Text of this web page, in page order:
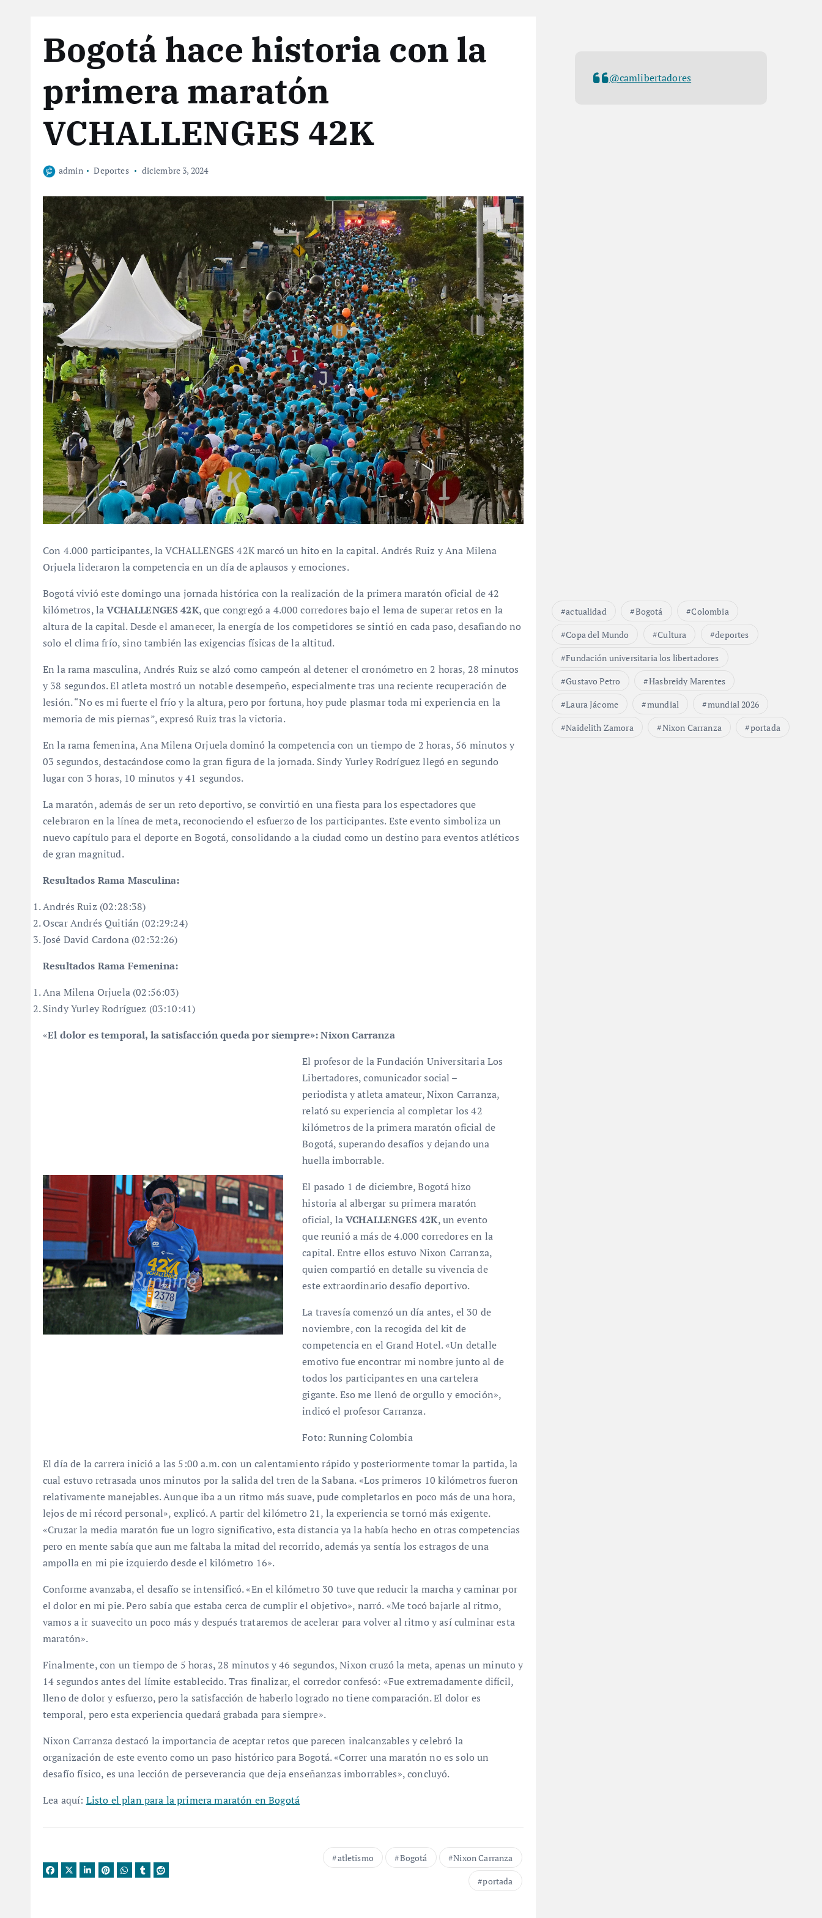
Bogotá hace historia con la
primera maratón
VCHALLENGES 42K
admin Deportes diciembre 3, 2024
Con 4.000 participantes, la VCHALLENGES 42K marcó un hito en la capital. Andrés Ruiz y Ana Milena
Orjuela lideraron la competencia en un día de aplausos y emociones.
Bogotá vivió este domingo una jornada histórica con la realización de la primera maratón oficial de 42
kilómetros, laVCHALLENGES 42K, que congregó a 4.000 corredores bajo el lema de superar retos en la
altura de la capital. Desde el amanecer, la energía de los competidores se sintió en cada paso, desafiando no
solo el clima frío, sino también las exigencias físicas de la altitud.
En la rama masculina, Andrés Ruiz se alzó como campeón al detener el cronómetro en 2 horas, 28 minutos
y 38 segundos. El atleta mostró un notable desempeño, especialmente tras una reciente recuperación de
lesión. “No es mi fuerte el frío y la altura, pero por fortuna, hoy pude plasmar toda mi experiencia en la
memoria de mis piernas”, expresó Ruiz tras la victoria.
En la rama femenina, Ana Milena Orjuela dominó la competencia con un tiempo de 2 horas, 56 minutos y
03 segundos, destacándose como la gran figura de la jornada. Sindy Yurley Rodríguez llegó en segundo
lugar con 3 horas, 10 minutos y 41 segundos.
La maratón, además de ser un reto deportivo, se convirtió en una fiesta para los espectadores que
celebraron en la línea de meta, reconociendo el esfuerzo de los participantes. Este evento simboliza un
nuevo capítulo para el deporte en Bogotá, consolidando a la ciudad como un destino para eventos atléticos
de gran magnitud.
Resultados Rama Masculina:
Andrés Ruiz (02:28:38)
Oscar Andrés Quitián (02:29:24)
José David Cardona (02:32:26)
Resultados Rama Femenina:
Ana Milena Orjuela (02:56:03)
Sindy Yurley Rodríguez (03:10:41)
«El dolor es temporal, la satisfacción queda por siempre»: Nixon Carranza
El profesor de la Fundación Universitaria Los
Libertadores, comunicador social –
periodista y atleta amateur, Nixon Carranza,
relató su experiencia al completar los 42
kilómetros de la primera maratón oficial de
Bogotá, superando desafíos y dejando una
huella imborrable.
El pasado 1 de diciembre, Bogotá hizo
historia al albergar su primera maratón
oficial, laVCHALLENGES 42K, un evento
que reunió a más de 4.000 corredores en la
capital. Entre ellos estuvo Nixon Carranza,
quien compartió en detalle su vivencia de
este extraordinario desafío deportivo.
La travesía comenzó un día antes, el 30 de
noviembre, con la recogida del kit de
competencia en el Grand Hotel. «Un detalle
emotivo fue encontrar mi nombre junto al de
todos los participantes en una cartelera
gigante. Eso me llenó de orgullo y emoción»,
indicó el profesor Carranza.
Foto: Running Colombia
El día de la carrera inició a las 5:00 a.m. con un calentamiento rápido y posteriormente tomar la partida, la
cual estuvo retrasada unos minutos por la salida del tren de la Sabana. «Los primeros 10 kilómetros fueron
relativamente manejables. Aunque iba a un ritmo más suave, pude completarlos en poco más de una hora,
lejos de mi récord personal», explicó. A partir del kilómetro 21, la experiencia se tornó más exigente.
«Cruzar la media maratón fue un logro significativo, esta distancia ya la había hecho en otras competencias
pero en mente sabía que aun me faltaba la mitad del recorrido, además ya sentía los estragos de una
ampolla en mi pie izquierdo desde el kilómetro 16».
Conforme avanzaba, el desafío se intensificó. «En el kilómetro 30 tuve que reducir la marcha y caminar por
el dolor en mi pie. Pero sabía que estaba cerca de cumplir el objetivo», narró. «Me tocó bajarle al ritmo,
vamos a ir suavecito un poco más y después trataremos de acelerar para volver al ritmo y así culminar esta
maratón».
Finalmente, con un tiempo de 5 horas, 28 minutos y 46 segundos, Nixon cruzó la meta, apenas un minuto y
14 segundos antes del límite establecido. Tras finalizar, el corredor confesó: «Fue extremadamente difícil,
lleno de dolor y esfuerzo, pero la satisfacción de haberlo logrado no tiene comparación. El dolor es
temporal, pero esta experiencia quedará grabada para siempre».
Nixon Carranza destacó la importancia de aceptar retos que parecen inalcanzables y celebró la
organización de este evento como un paso histórico para Bogotá. «Correr una maratón no es solo un
desafío físico, es una lección de perseverancia que deja enseñanzas imborrables», concluyó.
Lea aquí: Listo el plan para la primera maratón en Bogotá
atletismo Bogotá
Nixon Carranza
portada
@camlibertadores
actualidad Bogotá
Colombia
Copa del Mundo
Cultura
deportes
Fundación universitaria los libertadores
Gustavo Petro
Hasbreidy Marentes
Laura Jácome
mundial
mundial 2026
Naidelith Zamora
Nixon Carranza portada